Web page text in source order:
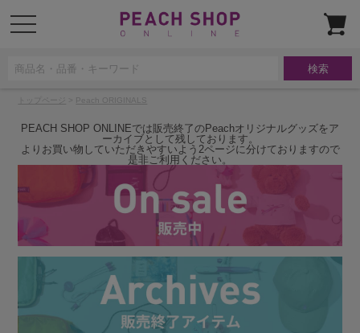
t
o
Peach ORIGINALS
PEACH SHOP ONLINEでは販売終了のPeachオリジナルグッズをア
ーカイブとして残しております。
よりお買い物していただきやすいよう2ページに分けておりますので
是非ご利用ください。